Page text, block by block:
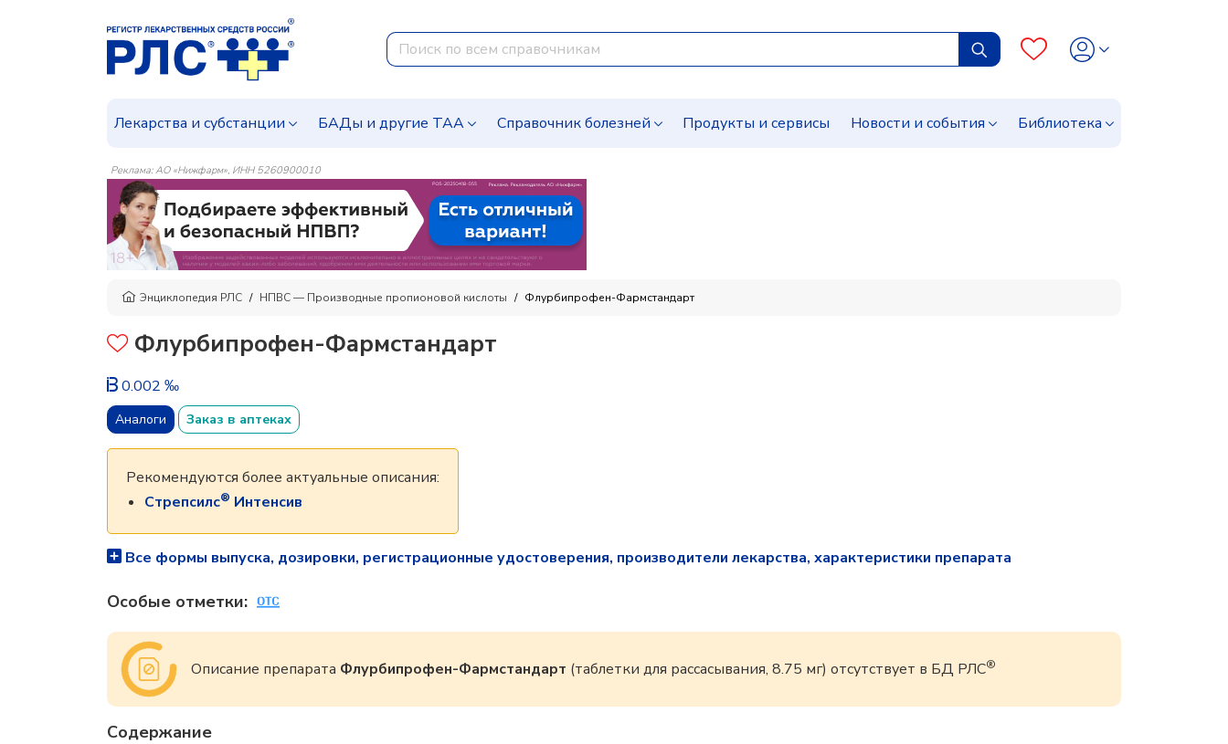
Лекарства и субстанции БАДы и другие ТАА Справочник болезней Продукты и сервисы Новости и события Библиотека
Реклама: АО «Нижфарм», ИНН 5260900010
Энциклопедия РЛС НПВС — Производные пропионовой кислоты Флурбипрофен-Фармстандарт
Флурбипрофен-Фармстандарт
0.002 ‰
Аналоги Заказ в аптеках
Рекомендуются более актуальные описания:
Стрепсилс® Интенсив
Все формы выпуска, дозировки, регистрационные удостоверения, производители лекарства, характеристики препарата
Особые отметки:
Описание препарата Флурбипрофен-Фармстандарт (таблетки для рассасывания, 8.75 мг) отсутствует в БД РЛС®
Содержание